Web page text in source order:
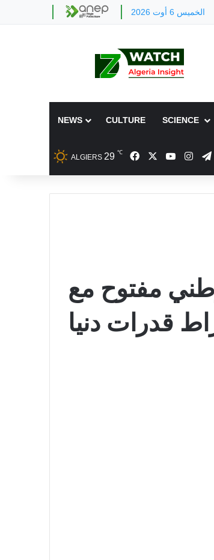
الخميس 6 أوت 2026
NEWS CULTURE SCIENCE
ALGIERS 29 ℃ FacebookYouTube
مفتوح مع
قدرات دنيا